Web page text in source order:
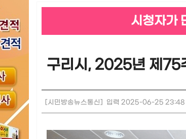
시청자가
구리시, 2025년 제75
[시민방송뉴스통신] 입력 2025-06-25 23:48